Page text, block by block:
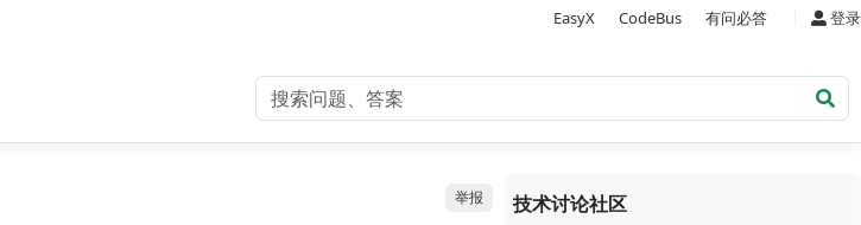
EasyX CodeBus 有问必答 登录
举报 技术讨论社区